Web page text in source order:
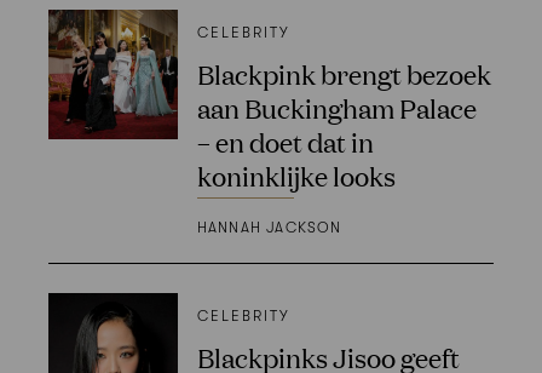
CELEBRITY
Blackpink brengt bezoek
aan Buckingham Palace
– en doet dat in
koninklijke looks
HANNAH JACKSON
CELEBRITY
Blackpinks Jisoo geeft